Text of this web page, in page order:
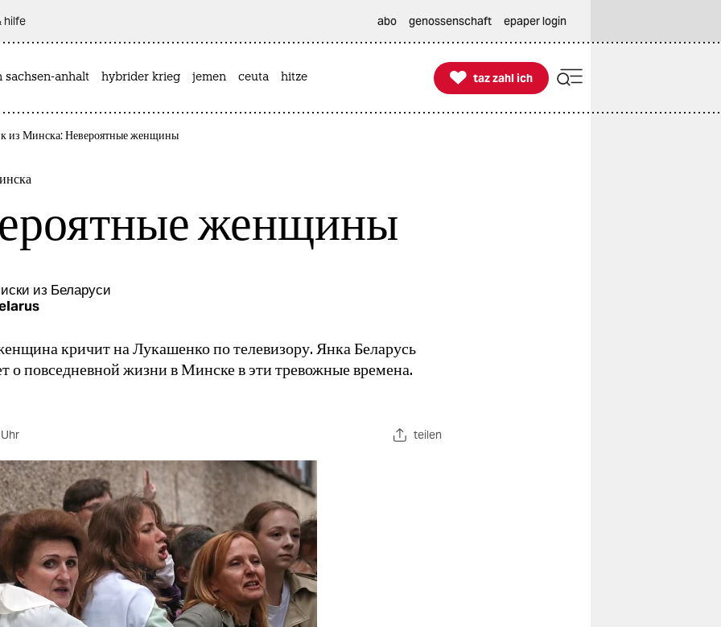
hilfe abo genossenschaft epaper login
sachsen-anhalt hybrider krieg jemen ceuta hitze 
taz zahl ich
taz zahl ich
из Минска: Невероятные женщины
женщины
из Беларуси
кричит на Лукашенко по телевизору. Янка Беларусь
о повседневной жизни в Минске в эти тревожные времена.
teilen